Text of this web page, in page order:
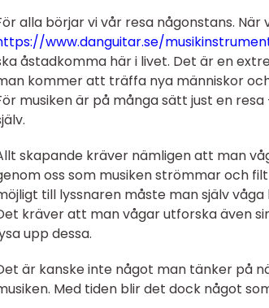
alla börjar vi vår resa någonstans.
www.danguitar.se/
åstadkomma här i livet. Det är en
kommer att träffa nya människor
musiken är på många sätt just en
skapande kräver nämligen att man
oss som musiken strömmar och
till lyssnaren måste man själv
kräver att man vågar utforska även
upp dessa.
är kanske inte något man tänker på
Med tiden blir det dock något